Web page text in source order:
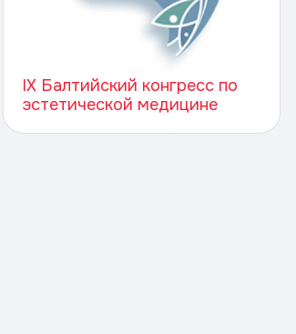
IX Балтийский конгресс по
эстетической медицине